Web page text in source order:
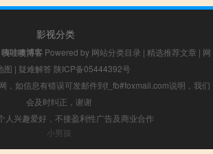
影视分类
咦哇噢博客 Powered by 网站分类目录 | 精选推荐文章 | 网
图 | 疑难解答 陕ICP备05444392号
，如信息有错误可发邮件到f_fb#foxmail.com说明，我们
会及时纠正，谢谢
人兴趣爱好，不接盈利性广告及商业合作
小男孩